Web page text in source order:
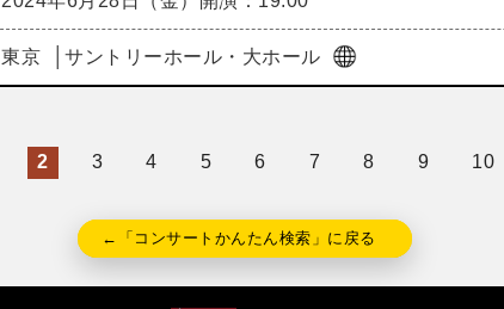
東京 サントリーホール・大ホール
2 3 4 5 6 7 8 9 10
←「コンサートかんたん検索」に戻る